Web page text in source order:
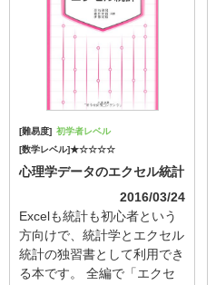
[難易度] 初学者レベル
[数学レベル]★☆☆☆☆
心理学データのエクセル統計
2016/03/24
Excelも統計も初心者という
方向けで、統計学とエクセル
統計の独習書として利用でき
る本です。 全編で「エクセ